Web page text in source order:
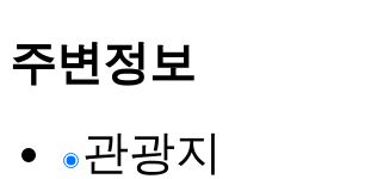
주변정보
관광지